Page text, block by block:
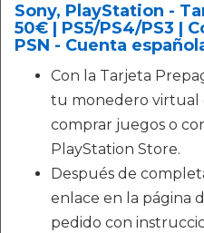
Sony, PlayStation -
50€ | PS5/PS4/PS3 |
PSN - Cuenta
Con la Tarjeta
tu monedero virtual
comprar juegos o
PlayStation Store.
Después de
enlace en la página
pedido con